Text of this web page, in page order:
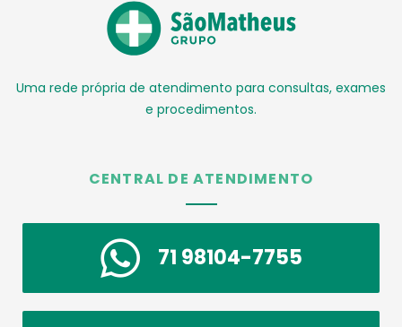
Uma rede própria de atendimento para consultas, exames
e procedimentos.
CENTRAL DE ATENDIMENTO
71 98104-7755